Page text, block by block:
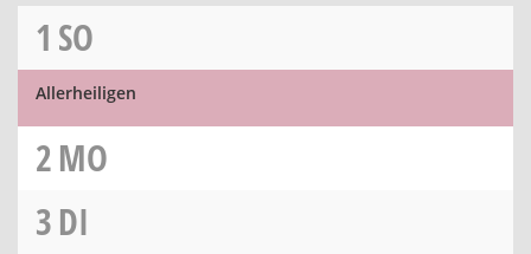
1 SO
Allerheiligen
2MO
3DI